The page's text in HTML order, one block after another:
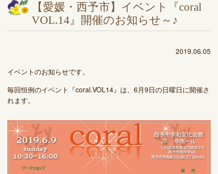
【愛媛・西予市】イベント『coral
VOL.14』開催のお知らせ～♪
2019.06.05
イベントのお知らせです。
毎回恒例のイベント『coral.VOL14』は、6月9日の日曜日に開催さ
れます。